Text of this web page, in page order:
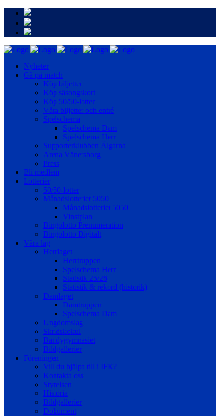
Nyheter
Gå på match
Köp biljetter
Köp säsongskort
Köp 50/50-lotter
Våra biljetter och entré
Spelschema
Spelschema Dam
Spelschema Herr
Supporterklubben Älgarna
Arena Vänersborg
Press
Bli medlem
Lotterier
50/50-lotter
Månadslotteriet 5050
Månadslotteriet 5050
Vinstplan
Bingolotto Prenumeration
Bingolotto Digitalt
Våra lag
Herrlaget
Herrtruppen
Spelschema Herr
Statistik 25/26
Statistik & rekord (historik)
Damlaget
Damtruppen
Spelschema Dam
Ungdomslag
Skridskokul
Bandygymnasiet
Bildgallerier
Föreningen
Vill du hjälpa till i IFK?
Kontakta oss
Styrelsen
Historia
Bildgallerier
Dokument